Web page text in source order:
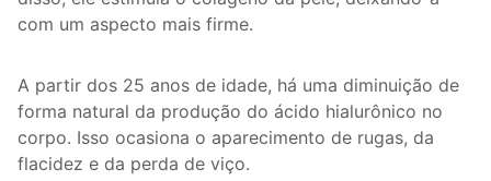
com um aspecto mais firme.
A partir dos 25 anos de idade, há uma diminuição de
forma natural da produção do ácido hialurônico no
corpo. Isso ocasiona o aparecimento de rugas, da
flacidez e da perda de viço.